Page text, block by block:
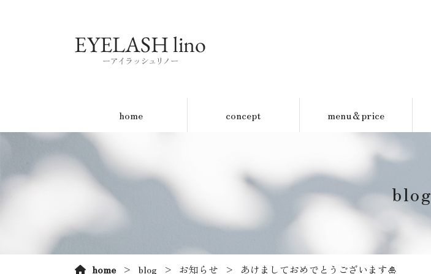
home concept menu＆price
blog
home blog お知らせ あけましておめでとうございます🎍